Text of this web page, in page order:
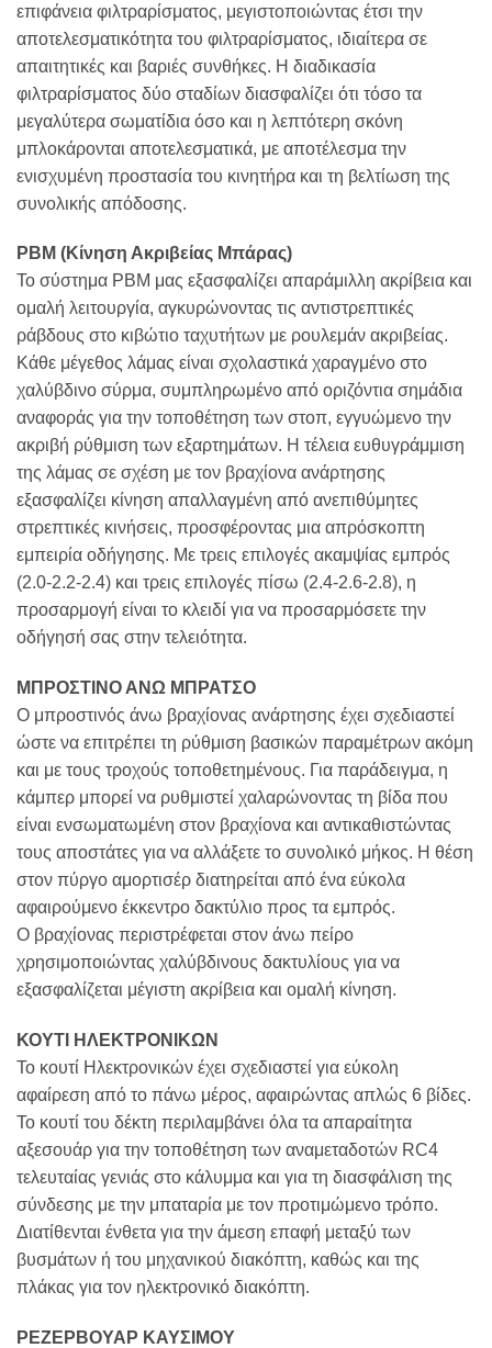
επιφάνεια φιλτραρίσματος, μεγιστοποιώντας έτσι την
αποτελεσματικότητα του φιλτραρίσματος, ιδιαίτερα σε
απαιτητικές και βαριές συνθήκες. Η διαδικασία
φιλτραρίσματος δύο σταδίων διασφαλίζει ότι τόσο τα
μεγαλύτερα σωματίδια όσο και η λεπτότερη σκόνη
μπλοκάρονται αποτελεσματικά, με αποτέλεσμα την
ενισχυμένη προστασία του κινητήρα και τη βελτίωση της
συνολικής απόδοσης.
PBM (Κίνηση Ακριβείας Μπάρας)
Το σύστημα PBM μας εξασφαλίζει απαράμιλλη ακρίβεια και
ομαλή λειτουργία, αγκυρώνοντας τις αντιστρεπτικές
ράβδους στο κιβώτιο ταχυτήτων με ρουλεμάν ακριβείας.
Κάθε μέγεθος λάμας είναι σχολαστικά χαραγμένο στο
χαλύβδινο σύρμα, συμπληρωμένο από οριζόντια σημάδια
αναφοράς για την τοποθέτηση των στοπ, εγγυώμενο την
ακριβή ρύθμιση των εξαρτημάτων. Η τέλεια ευθυγράμμιση
της λάμας σε σχέση με τον βραχίονα ανάρτησης
εξασφαλίζει κίνηση απαλλαγμένη από ανεπιθύμητες
στρεπτικές κινήσεις, προσφέροντας μια απρόσκοπτη
εμπειρία οδήγησης. Με τρεις επιλογές ακαμψίας εμπρός
(2.0-2.2-2.4) και τρεις επιλογές πίσω (2.4-2.6-2.8), η
προσαρμογή είναι το κλειδί για να προσαρμόσετε την
οδήγησή σας στην τελειότητα.
ΜΠΡΟΣΤΙΝΟ ΑΝΩ ΜΠΡΑΤΣΟ
Ο μπροστινός άνω βραχίονας ανάρτησης έχει σχεδιαστεί
ώστε να επιτρέπει τη ρύθμιση βασικών παραμέτρων ακόμη
και με τους τροχούς τοποθετημένους. Για παράδειγμα, η
κάμπερ μπορεί να ρυθμιστεί χαλαρώνοντας τη βίδα που
είναι ενσωματωμένη στον βραχίονα και αντικαθιστώντας
τους αποστάτες για να αλλάξετε το συνολικό μήκος. Η θέση
στον πύργο αμορτισέρ διατηρείται από ένα εύκολα
αφαιρούμενο έκκεντρο δακτύλιο προς τα εμπρός.
Ο βραχίονας περιστρέφεται στον άνω πείρο
χρησιμοποιώντας χαλύβδινους δακτυλίους για να
εξασφαλίζεται μέγιστη ακρίβεια και ομαλή κίνηση.
ΚΟΥΤΙ ΗΛΕΚΤΡΟΝΙΚΩΝ
Το κουτί Ηλεκτρονικών έχει σχεδιαστεί για εύκολη
αφαίρεση από το πάνω μέρος, αφαιρώντας απλώς 6 βίδες.
Το κουτί του δέκτη περιλαμβάνει όλα τα απαραίτητα
αξεσουάρ για την τοποθέτηση των αναμεταδοτών RC4
τελευταίας γενιάς στο κάλυμμα και για τη διασφάλιση της
σύνδεσης με την μπαταρία με τον προτιμώμενο τρόπο.
Διατίθενται ένθετα για την άμεση επαφή μεταξύ των
βυσμάτων ή του μηχανικού διακόπτη, καθώς και της
πλάκας για τον ηλεκτρονικό διακόπτη.
ΡΕΖΕΡΒΟΥΑΡ ΚΑΥΣΙΜΟΥ